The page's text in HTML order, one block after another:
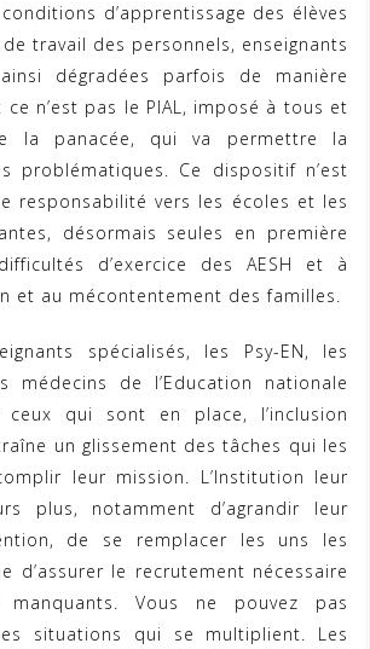
d’apprentissage des élèves
travail des personnels, enseignants
dégradées parfois de manière
n’est pas le PIAL, imposé à tous et
la panacée, qui va permettre la
problématiques. Ce dispositif n’est
responsabilité vers les écoles et les
désormais seules en première
d’exercice des AESH et à
et au mécontentement des familles.
spécialisés, les Psy-EN, les
médecins de l’Education nationale
ceux qui sont en place, l’inclusion
un glissement des tâches qui les
leur mission. L’Institution leur
plus, notamment d’agrandir leur
de se remplacer les uns les
d’assurer le recrutement nécessaire
manquants. Vous ne pouvez pas
situations qui se multiplient. Les